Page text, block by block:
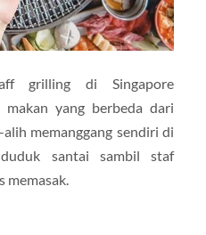
grilling di Singapore
makan yang berbeda dari
memanggang sendiri di
santai sambil staf
memasak.